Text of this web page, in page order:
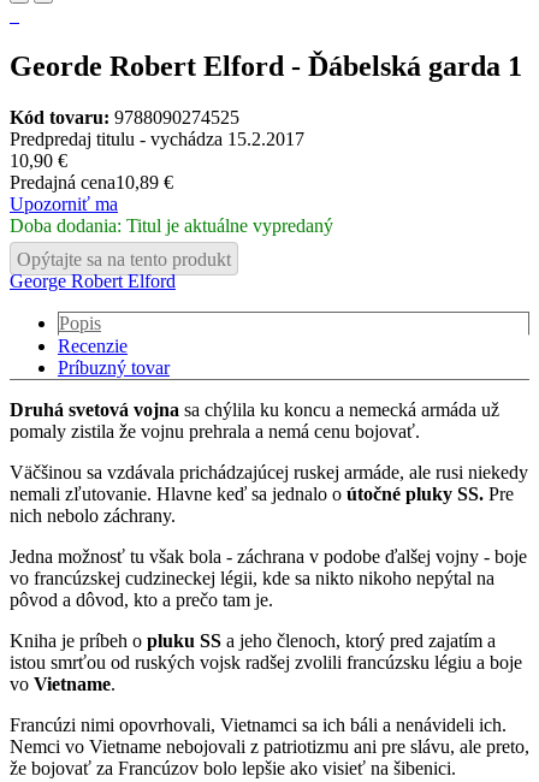
Georde Robert Elford - Ďábelská garda 1
Kód tovaru: 9788090274525
Predpredaj titulu - vychádza 15.2.2017
10,90 €
Predajná cena10,89 €
Upozorniť ma
Doba dodania: Titul je aktuálne vypredaný
Opýtajte sa na tento produkt
George Robert Elford
Popis
Recenzie
Príbuzný tovar
Druhá svetová vojna sa chýlila ku koncu a nemecká armáda už
pomaly zistila že vojnu prehrala a nemá cenu bojovať.
Väčšinou sa vzdávala prichádzajúcej ruskej armáde, ale rusi niekedy
nemali zľutovanie. Hlavne keď sa jednalo o útočné pluky SS. Pre
nich nebolo záchrany.
Jedna možnosť tu však bola - záchrana v podobe ďalšej vojny - boje
vo francúzskej cudzineckej légii, kde sa nikto nikoho nepýtal na
pôvod a dôvod, kto a prečo tam je.
Kniha je príbeh o pluku SS a jeho členoch, ktorý pred zajatím a
istou smrťou od ruských vojsk radšej zvolili francúzsku légiu a boje
vo Vietname.
Francúzi nimi opovrhovali, Vietnamci sa ich báli a nenávideli ich.
Nemci vo Vietname nebojovali z patriotizmu ani pre slávu, ale preto,
že bojovať za Francúzov bolo lepšie ako visieť na šibenici.